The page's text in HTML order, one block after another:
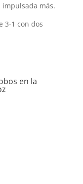
más.
3-1 con dos
en la